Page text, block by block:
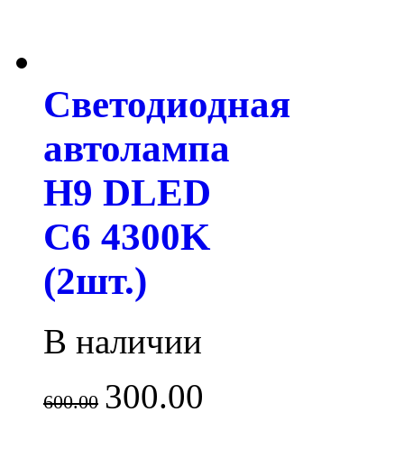
Светодиодная
автолампа
H9 DLED
C6 4300K
(2шт.)
В наличии
600.00 300.00